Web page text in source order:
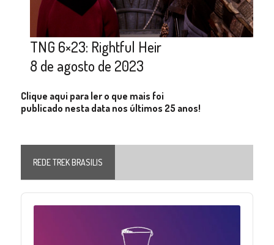
TNG 6×23: Rightful Heir
8 de agosto de 2023
Clique aqui para ler o que mais foi
publicado nesta data nos últimos 25 anos!
REDE TREK BRASILIS
Audio
Player